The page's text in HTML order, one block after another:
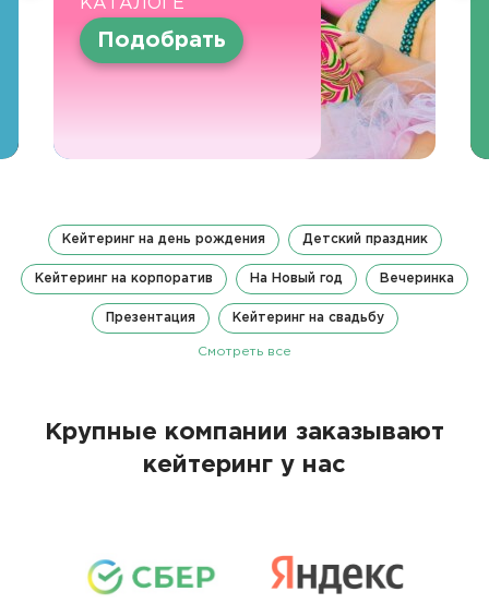
КАТАЛОГЕ
Подобрать
Кейтеринг на день рождения Детский праздник
Кейтеринг на корпоратив На Новый год Вечеринка
Презентация Кейтеринг на свадьбу
Смотреть все
Крупные компании заказывают
кейтеринг у нас